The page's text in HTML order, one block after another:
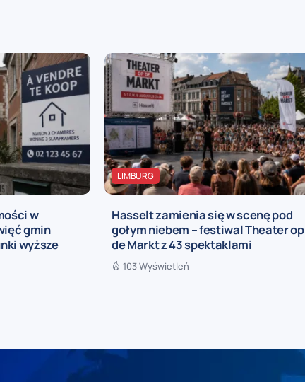
w
gmin
wyższe
LIMBURG
Hasselt zamienia się w scenę pod
gołym niebem – festiwal Theater op
de Markt z 43 spektaklami
103 Wyświetleń